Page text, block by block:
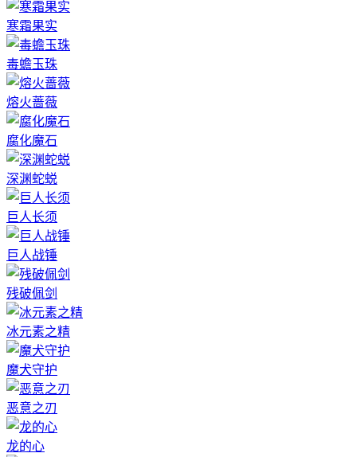
寒霜果实
毒蟾玉珠
熔火蔷薇
腐化魔石
深渊蛇蜕
巨人长须
巨人战锤
残破佩剑
冰元素之精
魔犬守护
恶意之刃
龙的心